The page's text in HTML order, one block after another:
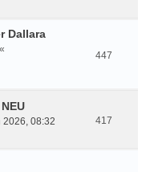
Dallara
«
447
2026, 08:32
417